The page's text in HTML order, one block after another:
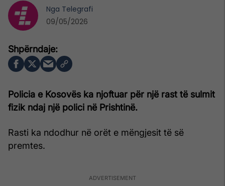
Policia e Kosovës ka njoftuar për një rast të sulmit
fizik ndaj një polici në Prishtinë.
Rasti ka ndodhur në orët e mëngjesit të së
premtes.
Nga Telegrafi
09/05/2026